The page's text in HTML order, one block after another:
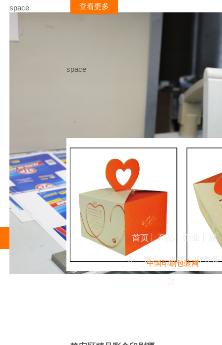
space
查看更多
space
首页 产品 企业 展
会 资讯 地图 服务条
中国印刷包装网